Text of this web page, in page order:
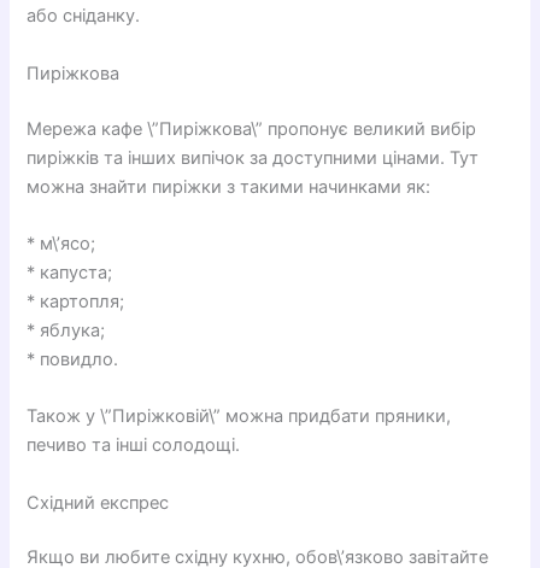
або сніданку.
Пиріжкова
Мережа кафе \”Пиріжкова\” пропонує великий вибір
пиріжків та інших випічок за доступними цінами. Тут
можна знайти пиріжки з такими начинками як:
* м\’ясо;
* капуста;
* картопля;
* яблука;
* повидло.
Також у \”Пиріжковій\” можна придбати пряники,
печиво та інші солодощі.
Східний експрес
Якщо ви любите східну кухню, обов\’язково завітайте